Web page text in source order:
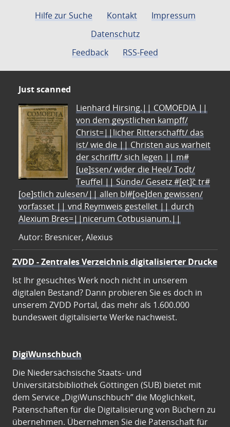
Hilfe zur Suche Kontakt
Impressum
Datenschutz
Feedback
RSS-Feed
Just scanned
Lienhard Hirsing.|| COMOEDIA ||
von dem geystlichen kampff/
Christ=||licher Ritterschafft/ das
ist/ wie die || Christen aus warheit
der schrifft/ sich legen || m#
[ue]ssen/ wider die Heel/ Todt/
Teuffel || Sünde/ Gesetz #[et]c̃ tr#
[oe]stlich zulesen/|| allen bl#[oe]den gewissen/
vorfasset || vnd Reymweis gestellet || durch
Alexium Bres=||nicerum Cotbusianum.||
Autor: Bresnicer, Alexius
ZVDD - Zentrales Verzeichnis digitalisierter Drucke
Ist Ihr gesuchtes Werk noch nicht in unserem
digitalen Bestand? Dann probieren Sie es doch in
unserem ZVDD Portal, das mehr als 1.600.000
bundesweit digitalisierte Werke nachweist.
DigiWunschbuch
Die Niedersächsische Staats- und
Universitätsbibliothek Göttingen (SUB) bietet mit
dem Service „DigiWunschbuch” die Möglichkeit,
Patenschaften für die Digitalisierung von Büchern zu
übernehmen. Übernehmen Sie die Patenschaft für